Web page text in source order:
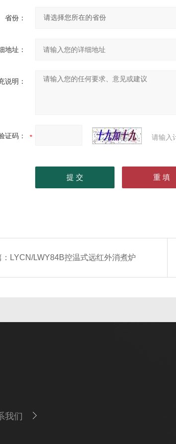
省份：
地址：
说明：
证码： 请输入
LYCN/LWY84B控温式远红外消煮炉
我们